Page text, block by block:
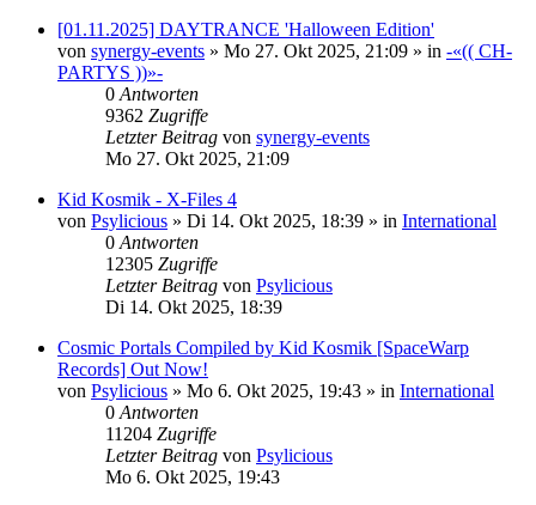
[01.11.2025] DAYTRANCE 'Halloween Edition'
von synergy-events » Mo 27. Okt 2025, 21:09 » in -«(( CH-
PARTYS ))»-
0 Antworten
9362 Zugriffe
Letzter Beitrag von synergy-events
Mo 27. Okt 2025, 21:09
Kid Kosmik - X-Files 4
von Psylicious » Di 14. Okt 2025, 18:39 » in International
0 Antworten
12305 Zugriffe
Letzter Beitrag von Psylicious
Di 14. Okt 2025, 18:39
Cosmic Portals Compiled by Kid Kosmik [SpaceWarp
Records] Out Now!
von Psylicious » Mo 6. Okt 2025, 19:43 » in International
0 Antworten
11204 Zugriffe
Letzter Beitrag von Psylicious
Mo 6. Okt 2025, 19:43